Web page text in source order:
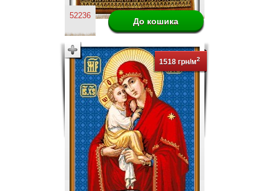
52236
1518 грн/м2